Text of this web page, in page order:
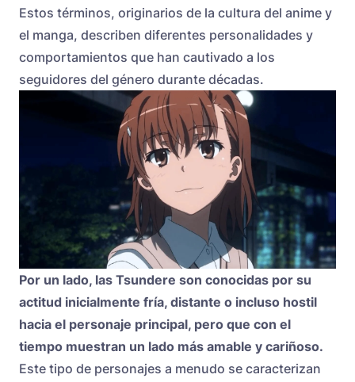
Estos términos, originarios de la cultura del anime y
el manga, describen diferentes personalidades y
comportamientos que han cautivado a los
seguidores del género durante décadas.
Por un lado, las Tsundere son conocidas por su
actitud inicialmente fría, distante o incluso hostil
hacia el personaje principal, pero que con el
tiempo muestran un lado más amable y cariñoso.
Este tipo de personajes a menudo se caracterizan